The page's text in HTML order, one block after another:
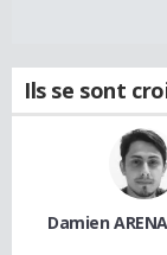
Ils se sont
Damien ARENA